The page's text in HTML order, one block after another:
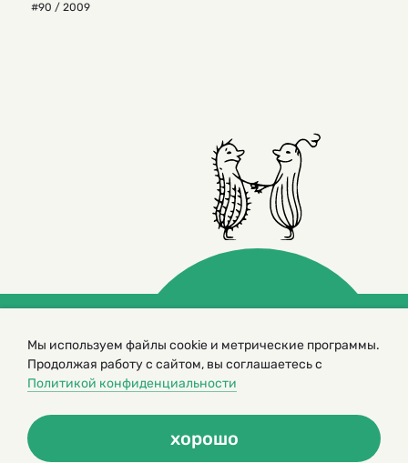
#90 / 2009
© 2000 – 2026. Кукумбер. Литературный иллюстрированный
журнал для детей
Копирование материалов возможно только с разрешения редакторов
сайта
Политика конфиденциальности
Мы используем файлы cookie и метрические программы.
Продолжая работу с сайтом, вы соглашаетесь с
Политикой конфиденциальности
хорошо